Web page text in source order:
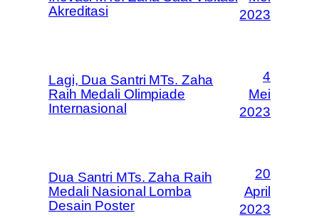
Akreditasi
2023
Lagi, Dua Santri MTs. Zaha
Raih Medali Olimpiade
Internasional
4
Mei
2023
Dua Santri MTs. Zaha Raih
Medali Nasional Lomba
Desain Poster
20
April
2023